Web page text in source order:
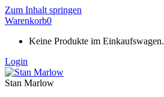
Zum Inhalt springen
Warenkorb0
Keine Produkte im Einkaufswagen.
Login
Stan Marlow